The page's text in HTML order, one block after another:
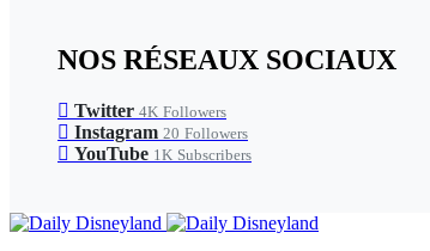
NOS RÉSEAUX SOCIAUX
Twitter 4K Followers
Instagram 20 Followers
YouTube 1K Subscribers